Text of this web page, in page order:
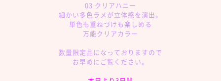
03 クリアハニー
細かい多色ラメが立体感を演出。
単色も重ねづけも楽しめる
万能クリアカラー
数量限定品になっておりますので
お早めにご覧ください。